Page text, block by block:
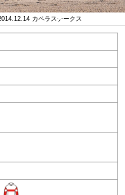
カペラステークス